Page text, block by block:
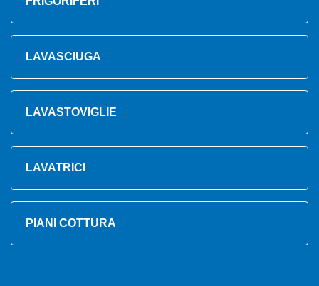
LAVASCIUGA
LAVASTOVIGLIE
LAVATRICI
PIANI COTTURA